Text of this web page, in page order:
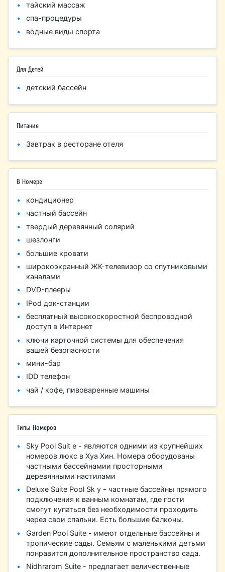
тайский массаж
спа-процедуры
водные виды спорта
Для Детей
детский бассейн
Питание
Завтрак в ресторане отеля
В Номере
кондиционер
частный бассейн
твердый деревянный солярий
шезлонги
большие кровати
широкоэкранный ЖК-телевизор со спутниковыми
каналами
DVD-плееры
IPod док-станции
бесплатный высокоскоростной беспроводной
доступ в Интернет
ключи карточной системы для обеспечения
вашей безопасности
мини-бар
IDD телефон
чай / кофе, пивоваренные машины
Типы Номеров
Sky Pool Suit e - являются одними из крупнейших
номеров люкс в Хуа Хин. Номера оборудованы
частными бассейнамии просторными
деревянными настилами
Deluxe Suite Pool Sk y - частные бассейны прямого
подключения к ванным комнатам, где гости
смогут купаться без необходимости проходить
через свои спальни. Есть большие балконы.
Garden Pool Suite - имеют отдельные бассейны и
тропические сады. Семьям с маленькими детьми
понравится дополнительное пространство сада.
Nidhrarom Suite - предлагает величественные